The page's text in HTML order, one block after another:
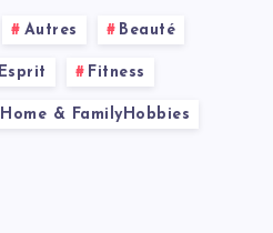
Autres Beauté
Esprit Fitness
Home & FamilyHobbies